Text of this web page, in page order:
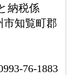
納税係
知覧町郡
76-1883